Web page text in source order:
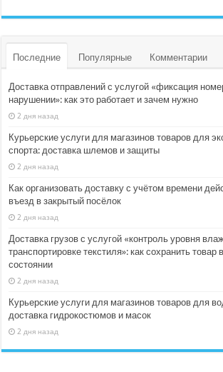
Последние Популярные Комментарии
Доставка отправлений с услугой «фиксация
нарушении»: как это работает и зачем нужно
2 дня назад
Курьерские услуги для магазинов товаров для
спорта: доставка шлемов и защиты
2 дня назад
Как организовать доставку с учётом времени
въезд в закрытый посёлок
2 дня назад
Доставка грузов с услугой «контроль уровня
транспортировке текстиля»: как сохранить товар
состоянии
2 дня назад
Курьерские услуги для магазинов товаров для
доставка гидрокостюмов и масок
2 дня назад